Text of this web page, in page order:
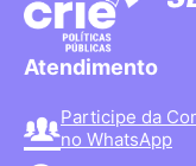
Atendimento
Participe da
no WhatsApp